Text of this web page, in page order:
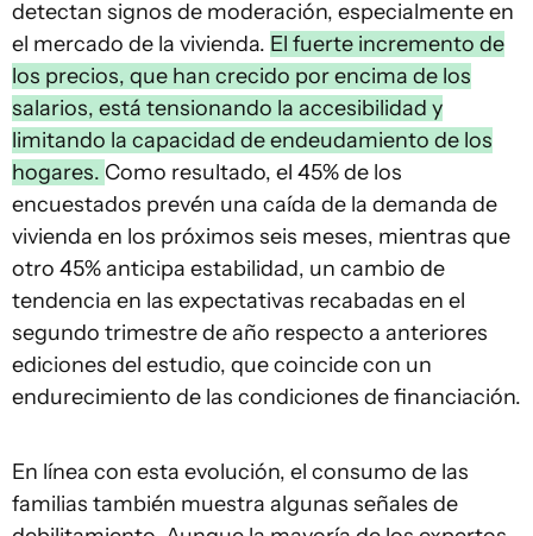
detectan signos de moderación, especialmente en
el mercado de la vivienda. El fuerte incremento de
los precios, que han crecido por encima de los
salarios, está tensionando la accesibilidad y
limitando la capacidad de endeudamiento de los
hogares. Como resultado, el 45% de los
encuestados prevén una caída de la demanda de
vivienda en los próximos seis meses, mientras que
otro 45% anticipa estabilidad, un cambio de
tendencia en las expectativas recabadas en el
segundo trimestre de año respecto a anteriores
ediciones del estudio, que coincide con un
endurecimiento de las condiciones de financiación.
En línea con esta evolución, el consumo de las
familias también muestra algunas señales de